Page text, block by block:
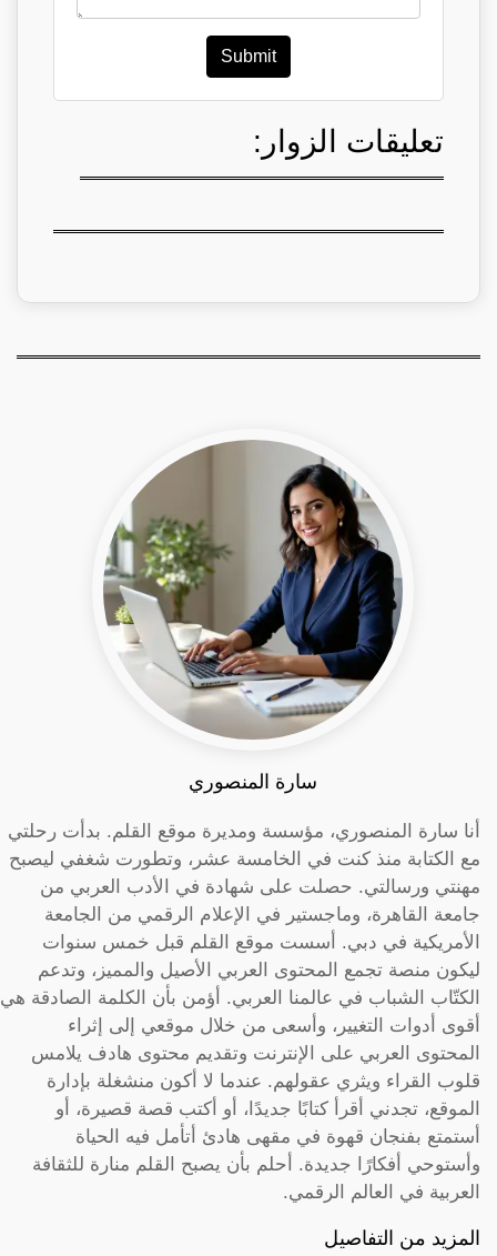
Submit
تعليقات الزوار:
سارة المنصوري
أنا سارة المنصوري، مؤسسة ومديرة موقع القلم. بدأت رحلتي
مع الكتابة منذ كنت في الخامسة عشر، وتطورت شغفي ليصبح
مهنتي ورسالتي. حصلت على شهادة في الأدب العربي من
جامعة القاهرة، وماجستير في الإعلام الرقمي من الجامعة
الأمريكية في دبي. أسست موقع القلم قبل خمس سنوات
ليكون منصة تجمع المحتوى العربي الأصيل والمميز، وتدعم
الكتّاب الشباب في عالمنا العربي. أؤمن بأن الكلمة الصادقة هي
أقوى أدوات التغيير، وأسعى من خلال موقعي إلى إثراء
المحتوى العربي على الإنترنت وتقديم محتوى هادف يلامس
قلوب القراء ويثري عقولهم. عندما لا أكون منشغلة بإدارة
الموقع، تجدني أقرأ كتابًا جديدًا، أو أكتب قصة قصيرة، أو
أستمتع بفنجان قهوة في مقهى هادئ أتأمل فيه الحياة
وأستوحي أفكارًا جديدة. أحلم بأن يصبح القلم منارة للثقافة
العربية في العالم الرقمي.
المزيد من التفاصيل